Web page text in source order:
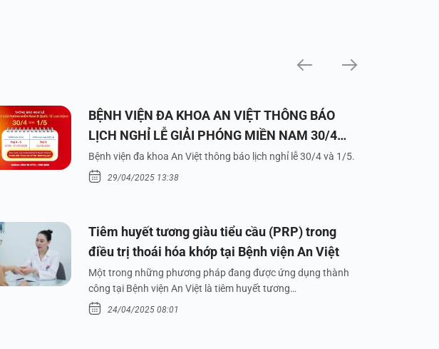
BỆNH VIỆN ĐA KHOA AN VIỆT THÔNG BÁO
LỊCH NGHỈ LỄ GIẢI PHÓNG MIỀN NAM 30/4
VÀ QUỐC TẾ LAO ĐỘNG 1/5/2025
Bệnh viện đa khoa An Việt thông báo lịch nghỉ lễ 30/4 và 1/5.
29/04/2025 13:38
Tiêm huyết tương giàu tiểu cầu (PRP) trong
điều trị thoái hóa khớp tại Bệnh viện An Việt
Một trong những phương pháp đang được ứng dụng thành
công tại Bệnh viện An Việt là tiêm huyết tương…
24/04/2025 08:01